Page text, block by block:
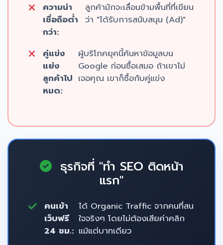
ความน่า
เชื่อถือต่ำ
กว่า:
ลูกค้ามักจะเลื่อนข้ามพื้นที่ที่เขียน
ว่า "ได้รับการสนับสนุน (Ad)"
คู่แข่ง
แย่ง
ลูกค้าไป
หมด:
ผู้บริโภคยุคนี้ค้นหาข้อมูลบน
Google ก่อนซื้อเสมอ ถ้าเขาไม่
เจอคุณ เขาก็ซื้อกับคู่แข่ง
ธุรกิจที่ "ทำ SEO ติดหน้า
แรก"
คนเข้า
เว็บฟรี
24 ชม.:
ได้ Organic Traffic จากคนที่สน
ใจจริงๆ โดยไม่ต้องเสียค่าคลิก
แม้แต่บาทเดียว